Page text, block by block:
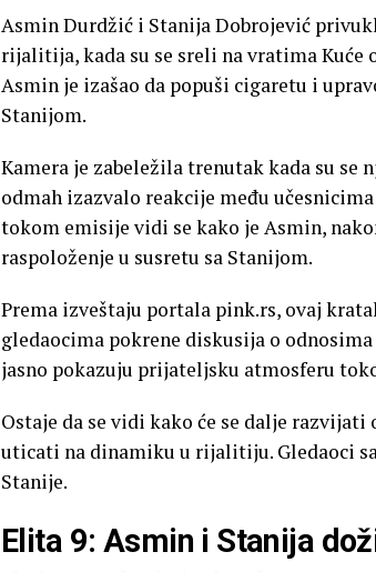
Asmin Durdžić i Stanija Dobrojević
rijalitija, kada su se sreli na vratima Kuće
Asmin je izašao da popuši cigaretu i
Stanijom.
Kamera je zabeležila trenutak kada su
odmah izazvalo reakcije među
tokom emisije vidi se kako je Asmin,
raspoloženje u susretu sa Stanijom.
Prema izveštaju portala pink.rs, ovaj
gledaocima pokrene diskusija o
jasno pokazuju prijateljsku atmosferu
Ostaje da se vidi kako će se dalje
uticati na dinamiku u rijalitiju. Gledaoci
Stanije.
Elita 9: Asmin i Stanija